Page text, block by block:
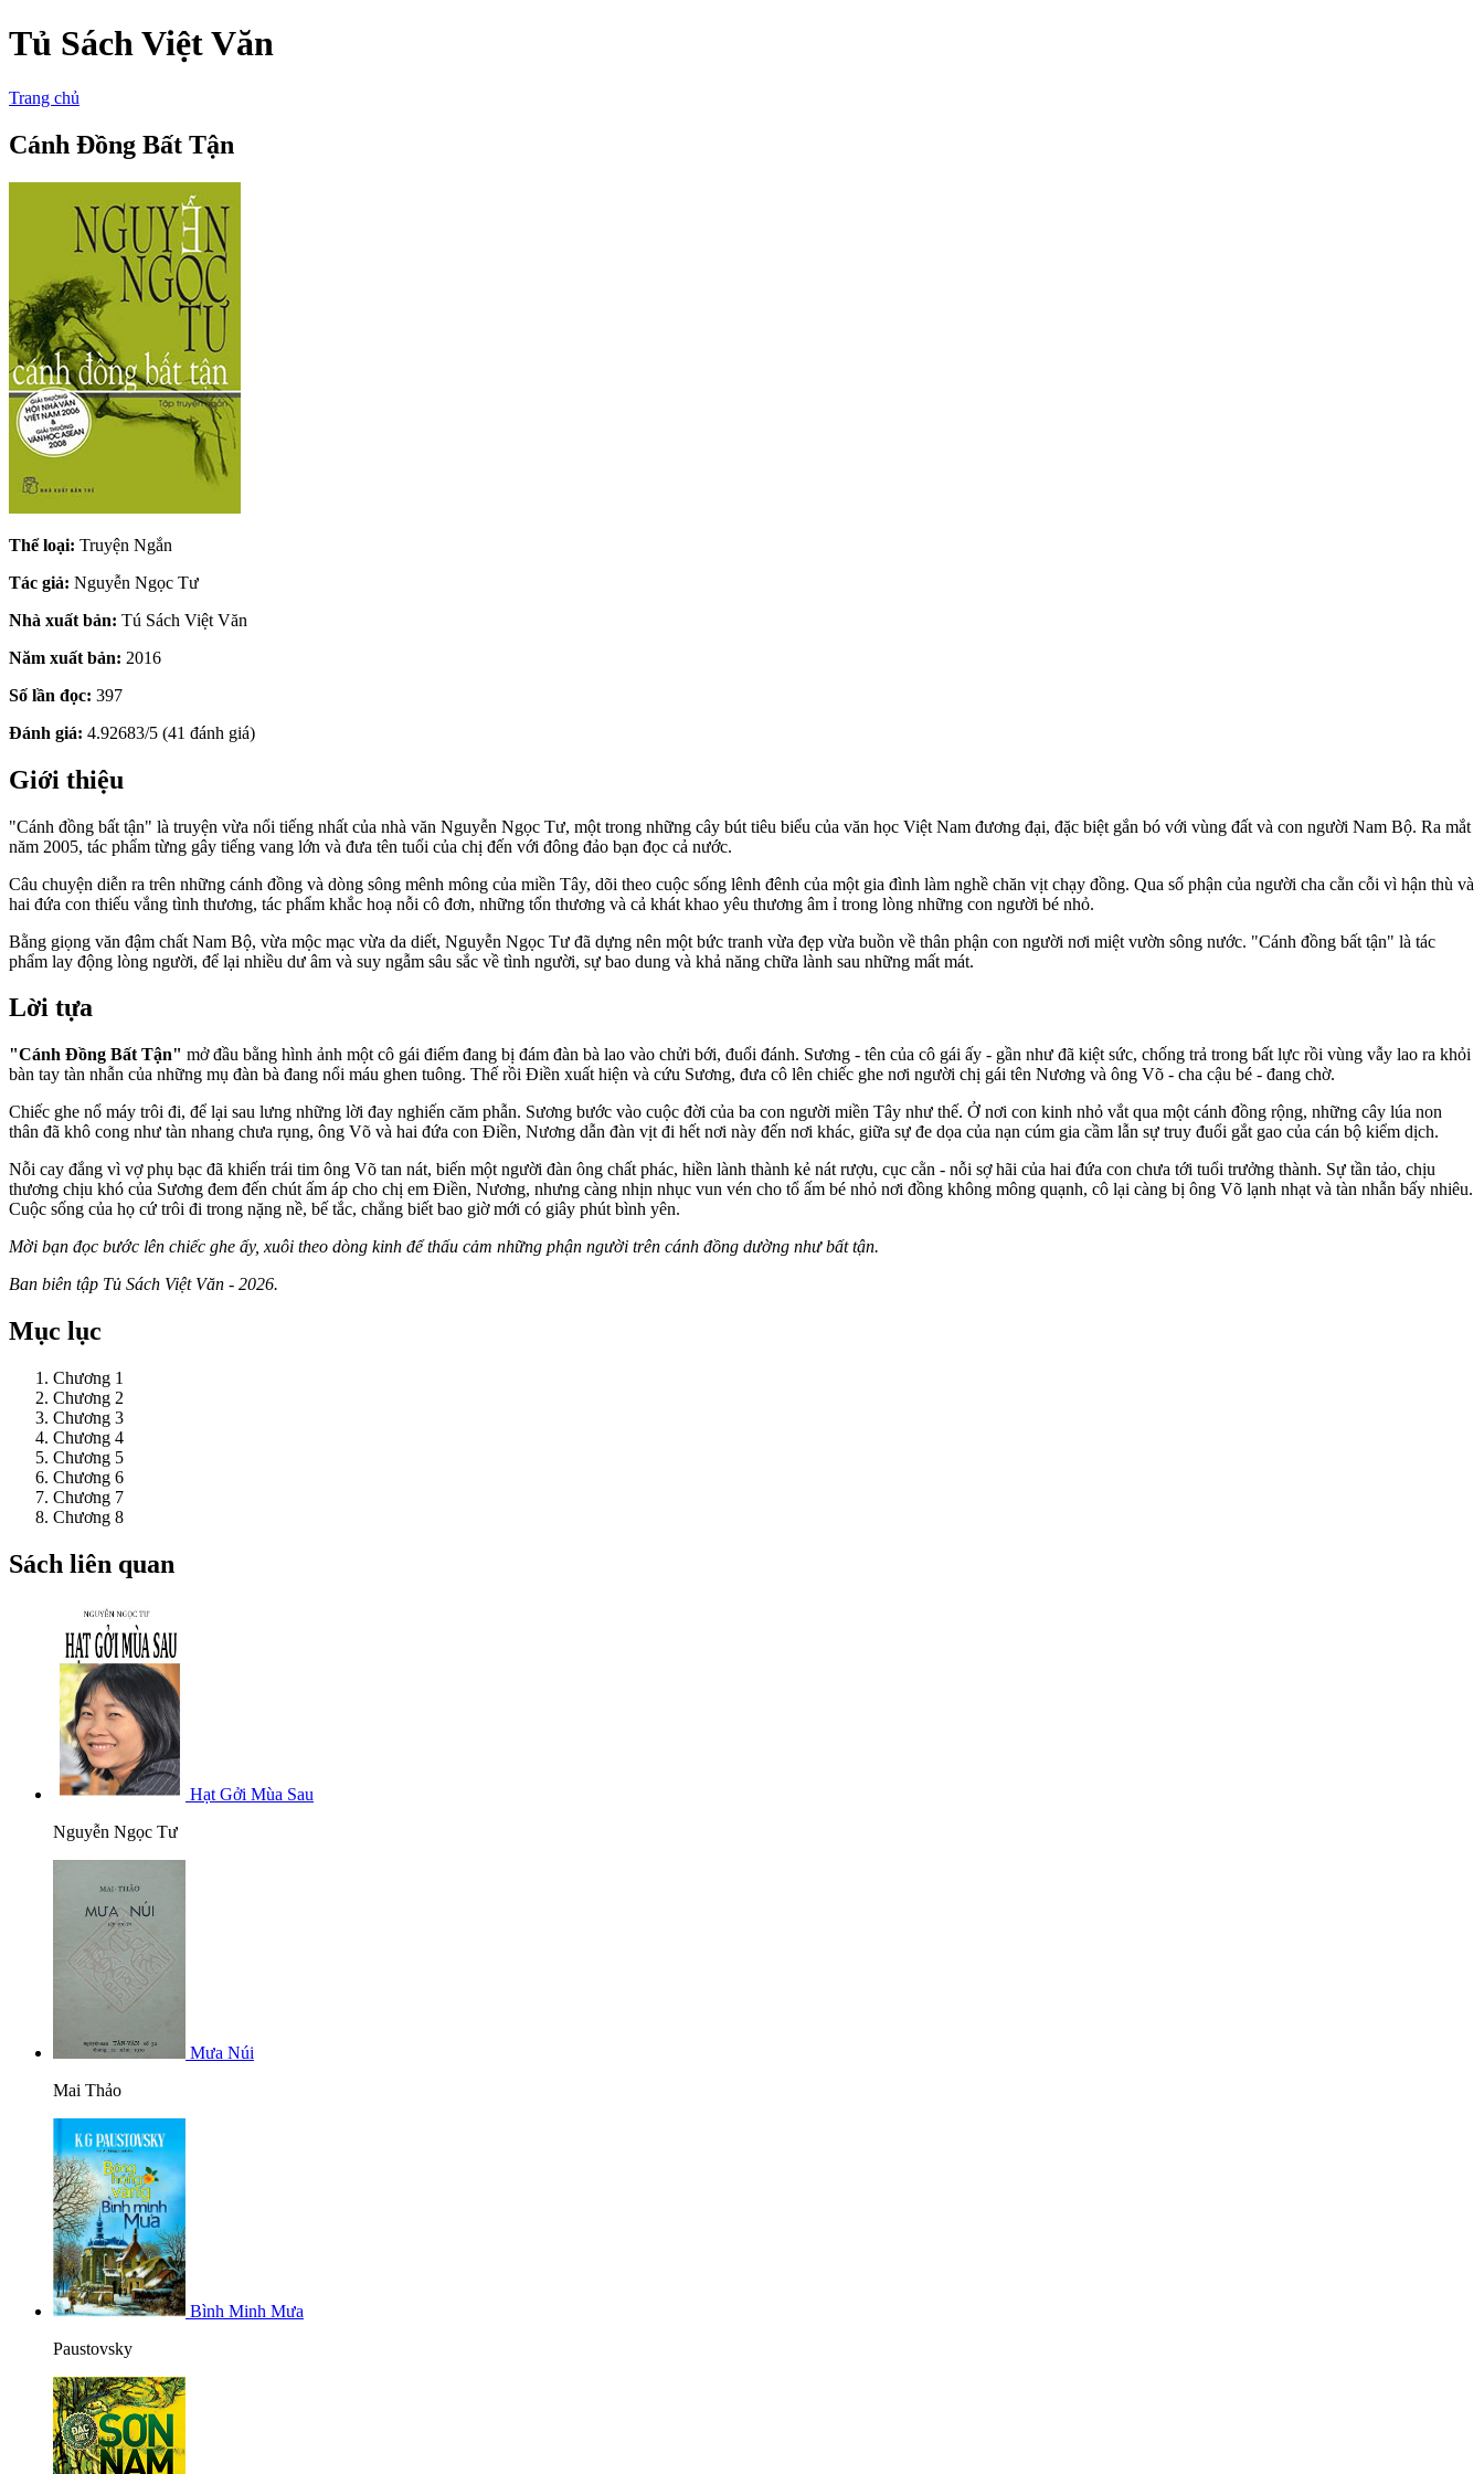
Tủ Sách Việt Văn
Trang chủ
Cánh Đồng Bất Tận
Thể loại: Truyện Ngắn
Tác giả: Nguyễn Ngọc Tư
Nhà xuất bản: Tú Sách Việt Văn
Năm xuất bản: 2016
Số lần đọc: 397
Đánh giá: 4.92683/5 (41 đánh giá)
Giới thiệu
"Cánh đồng bất tận" là truyện vừa nổi tiếng nhất của nhà văn Nguyễn Ngọc Tư, một trong những cây bút tiêu biểu của văn học Việt Nam đương đại, đặc biệt gắn bó với vùng đất và con người Nam Bộ. Ra mắt
năm 2005, tác phẩm từng gây tiếng vang lớn và đưa tên tuổi của chị đến với đông đảo bạn đọc cả nước.
Câu chuyện diễn ra trên những cánh đồng và dòng sông mênh mông của miền Tây, dõi theo cuộc sống lênh đênh của một gia đình làm nghề chăn vịt chạy đồng. Qua số phận của người cha cằn cỗi vì hận thù và
hai đứa con thiếu vắng tình thương, tác phẩm khắc hoạ nỗi cô đơn, những tổn thương và cả khát khao yêu thương âm ỉ trong lòng những con người bé nhỏ.
Bằng giọng văn đậm chất Nam Bộ, vừa mộc mạc vừa da diết, Nguyễn Ngọc Tư đã dựng nên một bức tranh vừa đẹp vừa buồn về thân phận con người nơi miệt vườn sông nước. "Cánh đồng bất tận" là tác
phẩm lay động lòng người, để lại nhiều dư âm và suy ngẫm sâu sắc về tình người, sự bao dung và khả năng chữa lành sau những mất mát.
Lời tựa
"Cánh Đồng Bất Tận" mở đầu bằng hình ảnh một cô gái điếm đang bị đám đàn bà lao vào chửi bới, đuổi đánh. Sương - tên của cô gái ấy - gần như đã kiệt sức, chống trả trong bất lực rồi vùng vẫy lao ra khỏi
bàn tay tàn nhẫn của những mụ đàn bà đang nổi máu ghen tuông. Thế rồi Điền xuất hiện và cứu Sương, đưa cô lên chiếc ghe nơi người chị gái tên Nương và ông Võ - cha cậu bé - đang chờ.
Chiếc ghe nổ máy trôi đi, để lại sau lưng những lời đay nghiến căm phẫn. Sương bước vào cuộc đời của ba con người miền Tây như thế. Ở nơi con kinh nhỏ vắt qua một cánh đồng rộng, những cây lúa non
thân đã khô cong như tàn nhang chưa rụng, ông Võ và hai đứa con Điền, Nương dẫn đàn vịt đi hết nơi này đến nơi khác, giữa sự đe dọa của nạn cúm gia cầm lẫn sự truy đuổi gắt gao của cán bộ kiểm dịch.
Nỗi cay đắng vì vợ phụ bạc đã khiến trái tim ông Võ tan nát, biến một người đàn ông chất phác, hiền lành thành kẻ nát rượu, cục cằn - nỗi sợ hãi của hai đứa con chưa tới tuổi trưởng thành. Sự tần tảo, chịu
thương chịu khó của Sương đem đến chút ấm áp cho chị em Điền, Nương, nhưng càng nhịn nhục vun vén cho tổ ấm bé nhỏ nơi đồng không mông quạnh, cô lại càng bị ông Võ lạnh nhạt và tàn nhẫn bấy nhiêu.
Cuộc sống của họ cứ trôi đi trong nặng nề, bế tắc, chẳng biết bao giờ mới có giây phút bình yên.
Mời bạn đọc bước lên chiếc ghe ấy, xuôi theo dòng kinh để thấu cảm những phận người trên cánh đồng dường như bất tận.
Ban biên tập Tủ Sách Việt Văn - 2026.
Mục lục
Chương 1
Chương 2
Chương 3
Chương 4
Chương 5
Chương 6
Chương 7
Chương 8
Sách liên quan
Hạt Gởi Mùa Sau
Nguyễn Ngọc Tư
Mưa Núi
Mai Thảo
Bình Minh Mưa
Paustovsky